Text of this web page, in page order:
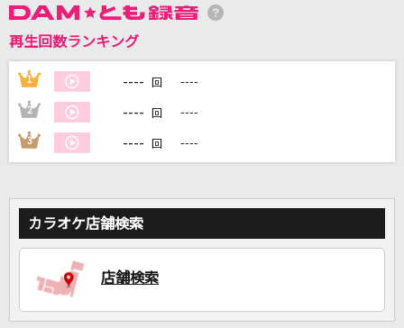
B'z
[生音]115万キロのフィルム
Official髭男dism
カラオケをもっと楽しもう！
再生回数ランキング
1 ---- 回 ----
2 ---- 回 ----
3 ---- 回 ----
カラオケ店舗検索
店舗検索